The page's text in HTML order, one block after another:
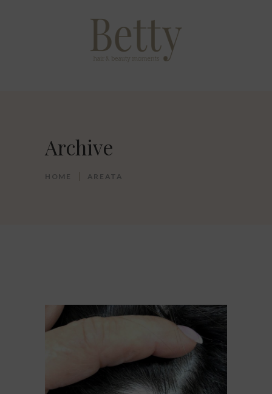
Archive
HOME AREATA